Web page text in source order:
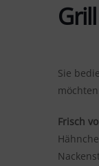
Sie
möchten:
Frisch